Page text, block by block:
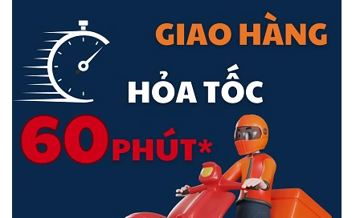
của ISP và cung cấp IP tĩnh cho các AP.
SMART MESH
Mỗi AP Aruba Instant On đều hỗ trợ mở rộng
phạm vi phủ sóng đến những không gian khó đi dây cáp
Ethernet giúp cho hệ thống mạng luôn được đảm bảo. Ứng
dụng Aruba Instant On dành cho thiết bị di động giúp bạn dễ
dàng kết nối mạng Mesh chỉ trong vài phút.
Instant On AP-11D (R2X16A) khi lắp đặt, nhà sản xuất thiết kế cho
người dùng cơ hội để đặt thiết bị lên mặt phẳng bởi các chân đế
bằng nhựa cứng cao cấp. Sản phẩm có kích thước 86 x 40 x 150